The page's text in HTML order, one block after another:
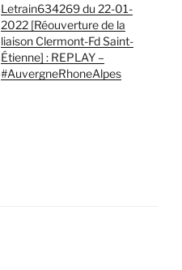
Letrain634269 du 22-01-
2022 [Réouverture de la
liaison Clermont-Fd Saint-
Étienne] : REPLAY –
#AuvergneRhoneAlpes